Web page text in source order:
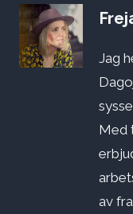
Jag
Med
av